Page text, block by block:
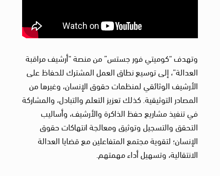
وتهدف “كوميتي فور جستس” من منصة “أرشيف مراقبة
العدالة”، إلى توسيع نطاق العمل المشترك للحفاظ على
الأرشيف الوثائقي لمنظمات حقوق الإنسان، وغيرها من
المصادر التوثيقية. كذلك تعزيز التعلم والتبادل، والمشاركة
في تنفيذ مشاريع حفظ الذاكرة والأرشيف، وأساليب
التحقق والتسجيل وتوثيق ومعالجة انتهاكات حقوق
الإنسان؛ لتقوية مجتمع المتفاعلين مع قضايا العدالة
الانتقالية، وتسهيل أداء مهمتهم.